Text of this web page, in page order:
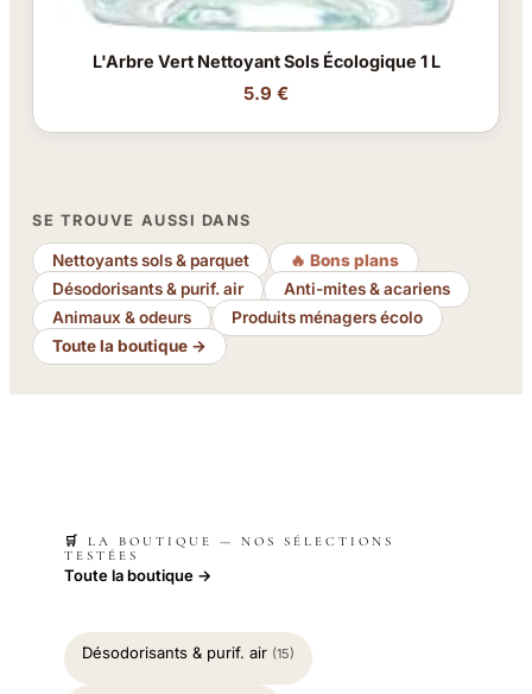
L'Arbre Vert Nettoyant Sols Écologique 1 L
5.9 €
SE TROUVE AUSSI DANS
Nettoyants sols & parquet
🔥 Bons plans
Désodorisants & purif. air
Anti-mites & acariens
Animaux & odeurs
Produits ménagers écolo
Toute la boutique →
🛒 LA BOUTIQUE — NOS SÉLECTIONS
TESTÉES
Toute la boutique →
Désodorisants & purif. air (15)